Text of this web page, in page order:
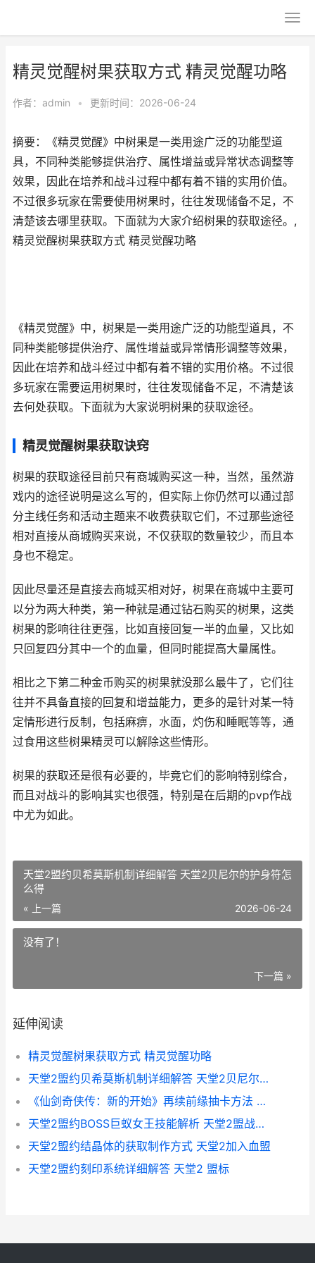
精灵觉醒树果获取方式 精灵觉醒功略
作者： admin • 更新时间：2026-06-24
摘要：《精灵觉醒》中树果是一类用途广泛的功能型道
具，不同种类能够提供治疗、属性增益或异常状态调整等
效果，因此在培养和战斗过程中都有着不错的实用价值。
不过很多玩家在需要使用树果时，往往发现储备不足，不
清楚该去哪里获取。下面就为大家介绍树果的获取途径。,
精灵觉醒树果获取方式 精灵觉醒功略
《精灵觉醒》中，树果是一类用途广泛的功能型道具，不
同种类能够提供治疗、属性增益或异常情形调整等效果，
因此在培养和战斗经过中都有着不错的实用价格。不过很
多玩家在需要运用树果时，往往发现储备不足，不清楚该
去何处获取。下面就为大家说明树果的获取途径。
精灵觉醒树果获取诀窍
树果的获取途径目前只有商城购买这一种，当然，虽然游
戏内的途径说明是这么写的，但实际上你仍然可以通过部
分主线任务和活动主题来不收费获取它们，不过那些途径
相对直接从商城购买来说，不仅获取的数量较少，而且本
身也不稳定。
因此尽量还是直接去商城买相对好，树果在商城中主要可
以分为两大种类，第一种就是通过钻石购买的树果，这类
树果的影响往往更强，比如直接回复一半的血量，又比如
只回复四分其中一个的血量，但同时能提高大量属性。
相比之下第二种金币购买的树果就没那么最牛了，它们往
往并不具备直接的回复和增益能力，更多的是针对某一特
定情形进行反制，包括麻痹，水面，灼伤和睡眠等等，通
过食用这些树果精灵可以解除这些情形。
树果的获取还是很有必要的，毕竟它们的影响特别综合，
而且对战斗的影响其实也很强，特别是在后期的pvp作战
中尤为如此。
天堂2盟约贝希莫斯机制详细解答 天堂2贝尼尔的护身符怎
么得
« 上一篇 2026-06-24
没有了！
下一篇 »
延伸阅读
精灵觉醒树果获取方式 精灵觉醒功略
天堂2盟约贝希莫斯机制详细解答 天堂2贝尼尔的护身符怎么得
《仙剑奇侠传：新的开始》再续前缘抽卡方法 仙剑奇侠传新的开始兑换码
天堂2盟约BOSS巨蚁女王技能解析 天堂2盟战视频
天堂2盟约结晶体的获取制作方式 天堂2加入血盟
天堂2盟约刻印系统详细解答 天堂2 盟标